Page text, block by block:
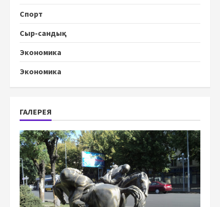
Спорт
Сыр-сандық
Экономика
Экономика
ГАЛЕРЕЯ